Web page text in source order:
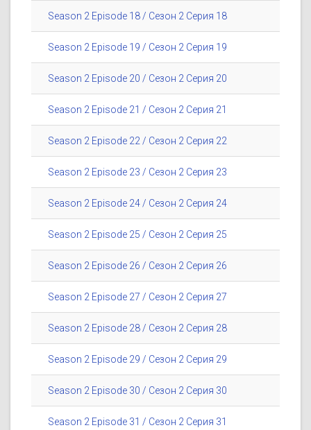
Season 2 Episode 18 / Сезон 2 Серия 18
Season 2 Episode 19 / Сезон 2 Серия 19
Season 2 Episode 20 / Сезон 2 Серия 20
Season 2 Episode 21 / Сезон 2 Серия 21
Season 2 Episode 22 / Сезон 2 Серия 22
Season 2 Episode 23 / Сезон 2 Серия 23
Season 2 Episode 24 / Сезон 2 Серия 24
Season 2 Episode 25 / Сезон 2 Серия 25
Season 2 Episode 26 / Сезон 2 Серия 26
Season 2 Episode 27 / Сезон 2 Серия 27
Season 2 Episode 28 / Сезон 2 Серия 28
Season 2 Episode 29 / Сезон 2 Серия 29
Season 2 Episode 30 / Сезон 2 Серия 30
Season 2 Episode 31 / Сезон 2 Серия 31